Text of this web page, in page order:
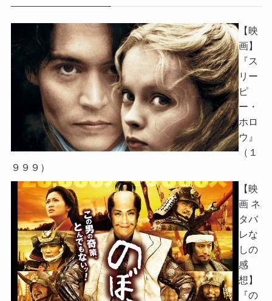
【映
画】
『ス
リー
ピ
ー・
ホロ
ウ』
（１
９９９）
【映
画 ネ
タバ
レな
しの
感
想】
『の